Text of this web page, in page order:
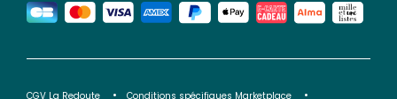
CGV La Redoute Conditions spécifiques Marketplace